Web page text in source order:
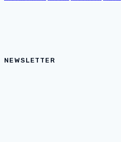
NEWSLETTER